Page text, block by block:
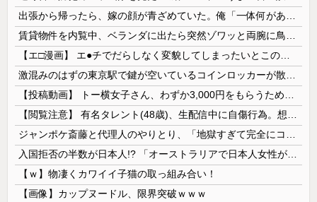
【ｗ】物凄くカワイイ子猫の取っ組み合い！
【画像】カップヌードル、限界突破ｗｗｗ